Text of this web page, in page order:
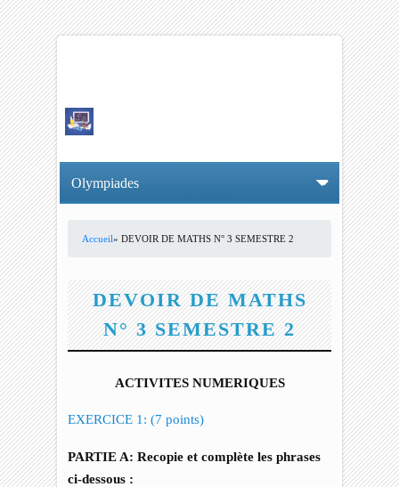
Accueil» DEVOIR DE MATHS N° 3 SEMESTRE 2
DEVOIR DE MATHS
N° 3 SEMESTRE 2
ACTIVITES NUMERIQUES
EXERCICE 1: (7 points)
PARTIE A: Recopie et complète les phrases
ci-dessous :